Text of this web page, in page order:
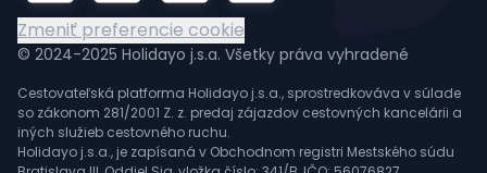
© 2024-2025 Holidayo j.s.a. Všetky práva vyhradené
Cestovateľská platforma Holidayo j.s.a., sprostredkováva v súlade
so zákonom 281/2001 Z. z. predaj zájazdov cestovných kancelárii a
iných služieb cestovného ruchu.
Holidayo j.s.a., je zapísaná v Obchodnom registri Mestského súdu
Zmeniť preferencie cookie